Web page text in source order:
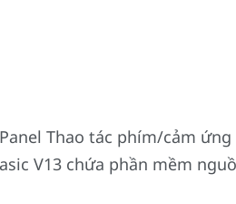
Thao tác phím/cảm
V13 chứa phần mềm